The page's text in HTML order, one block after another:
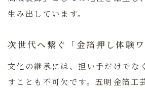
生み出しています。
次世代へ繋ぐ「金箔押し体験ワ
文化の継承には、担い手だけでな
すことも不可欠です。五明金箔工